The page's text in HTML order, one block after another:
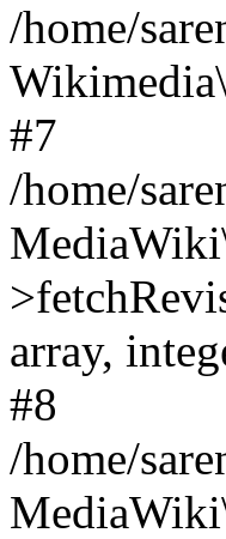
/home/
#7
/home/
array,
#8
/home/